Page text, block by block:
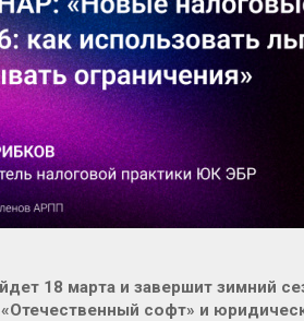
18 марта и завершит зимний
софт» и